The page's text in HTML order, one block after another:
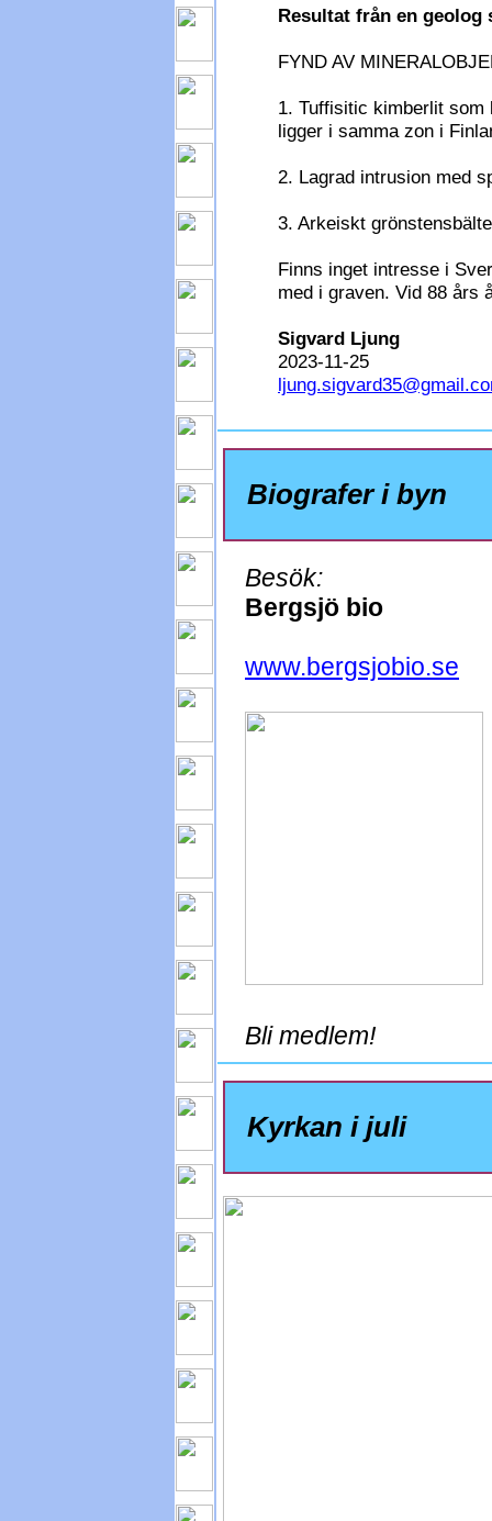
Resultat från en geolog
FYND AV
1. Tuffisitic kimberlit som
ligger i samma zon i
2. Lagrad intrusion med
3. Arkeiskt
Finns inget intresse i
med i graven. Vid 88 års
Sigvard Ljung
2023-11-25
Biografer i byn
Besök:
Bergsjö bio
www.bergsjobio.se
Bli medlem!
Kyrkan i juli